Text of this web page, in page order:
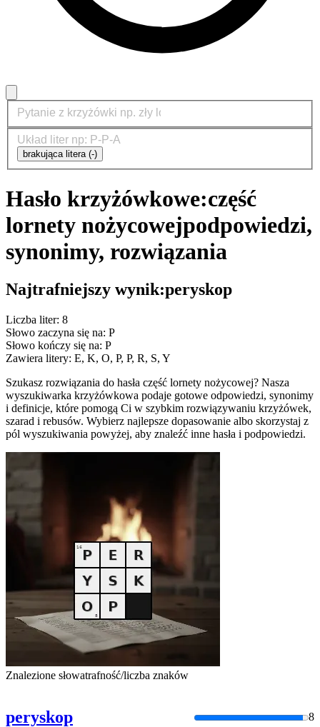
brakująca litera (-)
Hasło krzyżówkowe:część
lornety nożycowejpodpowiedzi,
synonimy, rozwiązania
Najtrafniejszy wynik:peryskop
Liczba liter: 8
Słowo zaczyna się na: P
Słowo kończy się na: P
Zawiera litery: E, K, O, P, P, R, S, Y
Szukasz rozwiązania do hasła część lornety nożycowej? Nasza
wyszukiwarka krzyżówkowa podaje gotowe odpowiedzi, synonimy
i definicje, które pomogą Ci w szybkim rozwiązywaniu krzyżówek,
szarad i rebusów. Wybierz najlepsze dopasowanie albo skorzystaj z
pól wyszukiwania powyżej, aby znaleźć inne hasła i podpowiedzi.
Znalezione słowatrafność/liczba znaków
peryskop 8